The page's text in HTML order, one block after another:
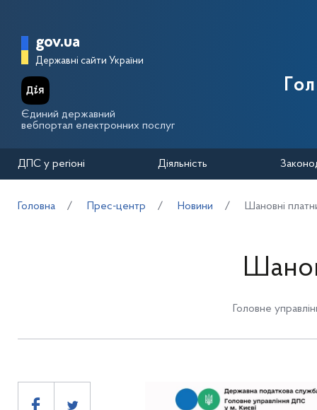
Головна сторінка Державної
gov.ua
Державні сайти України
Єдиний державний
вебпортал електронних послуг
ДПС у регіоні Діяльність
Головна Прес-центр Новини Шановні
Головне